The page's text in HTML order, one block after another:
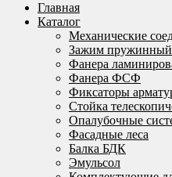
Главная
Каталог
Механические
Зажим пружинный
Фанера
Фанера ФСФ
Фиксаторы
Стойка
Опалубочные
Фасадные леса
Балка БДК
Эмульсол